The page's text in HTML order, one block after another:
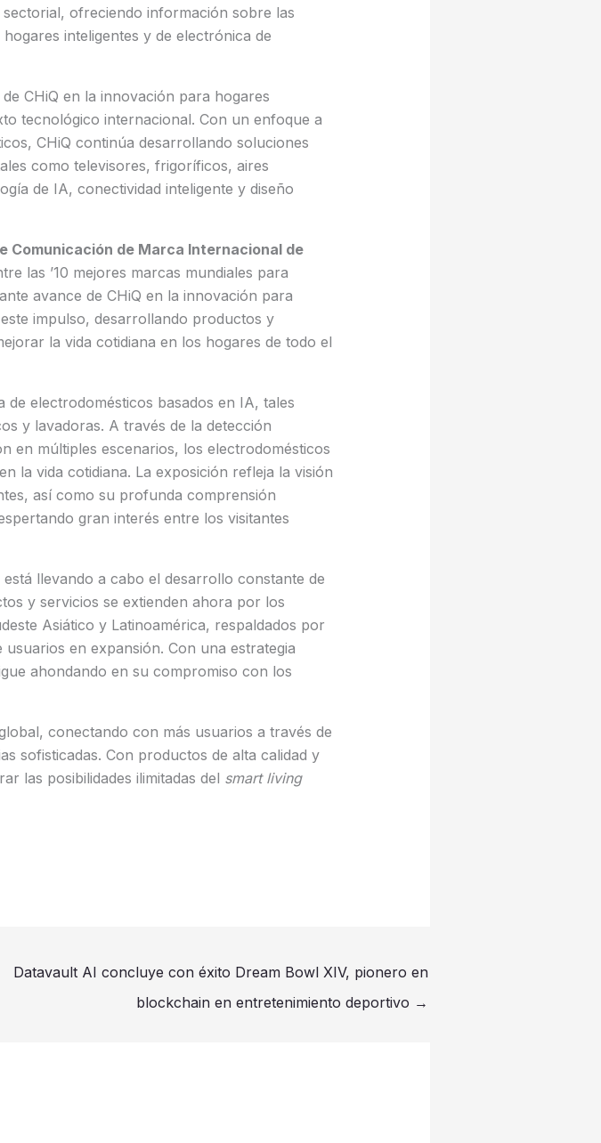
ofreciendo información sobre las
inteligentes y de electrónica de
CHiQ en la innovación para hogares
tecnológico internacional. Con un enfoque a
CHiQ continúa desarrollando soluciones
como televisores, frigoríficos, aires
de IA, conectividad inteligente y diseño
Comunicación de Marca Internacional de
las ’10 mejores marcas mundiales para
avance de CHiQ en la innovación para
impulso, desarrollando productos y
la vida cotidiana en los hogares de todo el
de electrodomésticos basados en IA, tales
y lavadoras. A través de la detección
en múltiples escenarios, los electrodomésticos
la vida cotidiana. La exposición refleja la visión
así como su profunda comprensión
gran interés entre los visitantes
llevando a cabo el desarrollo constante de
y servicios se extienden ahora por los
Asiático y Latinoamérica, respaldados por
en expansión. Con una estrategia
ahondando en su compromiso con los
conectando con más usuarios a través de
sofisticadas. Con productos de alta calidad y
las posibilidades ilimitadas del smart living
Datavault AI concluye con éxito Dream Bowl XIV, pionero en
blockchain en entretenimiento deportivo →